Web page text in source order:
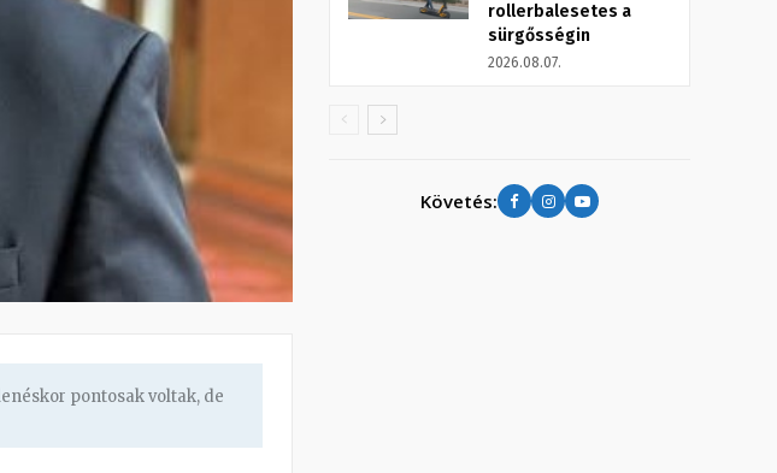
pontosak voltak, de
rollerbalesetes a
sürgősségin
2026.08.07.
Követés: